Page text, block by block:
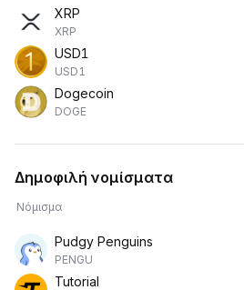
XRP
XRP
USD1
USD1
Dogecoin
DOGE
Δημοφιλή νομίσματα
Νόμισμα
Pudgy Penguins
PENGU
Tutorial